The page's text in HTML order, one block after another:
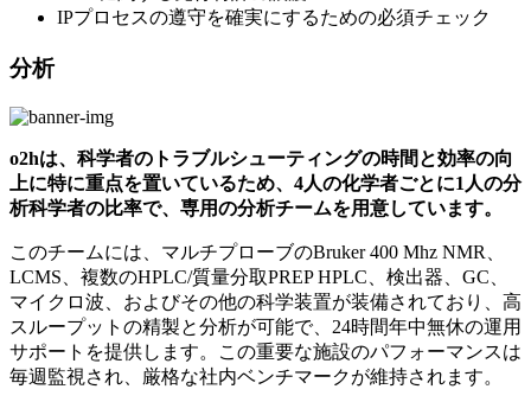
IPプロセスの遵守を確実にするための必須チェック
分析
o2hは、科学者のトラブルシューティングの時間と効率の向
上に特に重点を置いているため、4人の化学者ごとに1人の分
析科学者の比率で、専用の分析チームを用意しています。
このチームには、マルチプローブのBruker 400 Mhz NMR、
LCMS、複数のHPLC/質量分取PREP HPLC、検出器、GC、
マイクロ波、およびその他の科学装置が装備されており、高
スループットの精製と分析が可能で、24時間年中無休の運用
サポートを提供します。この重要な施設のパフォーマンスは
毎週監視され、厳格な社内ベンチマークが維持されます。